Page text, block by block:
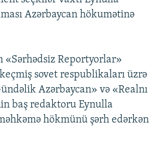
Azərbaycan hökumətinə
«Sərhədsiz Reportyorlar»
sovet respublikaları üzrə
Azərbaycan» və «Realnı
baş redaktoru Eynulla
hökmünü şərh edərkən